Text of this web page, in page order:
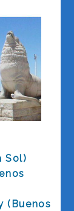
Sol)
(Buenos